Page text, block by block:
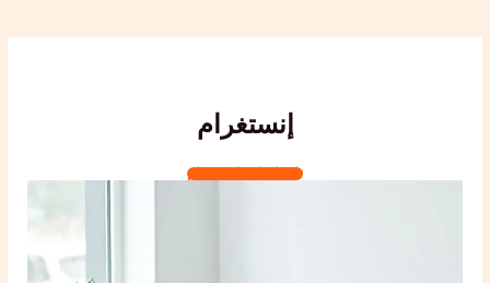
إنستغرام
تابعنا على إنستغرام